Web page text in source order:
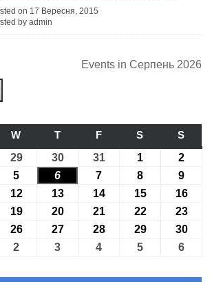
on 17 Вересня, 2015
by admin
Events in Серпень 2026
W СЕРЕДА
TЧЕТВЕР
FП’ЯТНИЦЯ
S СУБОТА
S
2929.07.2026
3030.07.2026
3131.07.2026
1 01.08.2026
2
5 05.08.2026
6 06.08.2026
7 07.08.2026
8 08.08.2026
9
1212.08.2026
1313.08.2026
1414.08.2026
1515.08.2026
16
1919.08.2026
2020.08.2026
2121.08.2026
2222.08.2026
23
2626.08.2026
2727.08.2026
2828.08.2026
2929.08.2026
30
2 02.09.2026
3 03.09.2026
4 04.09.2026
5 05.09.2026
6